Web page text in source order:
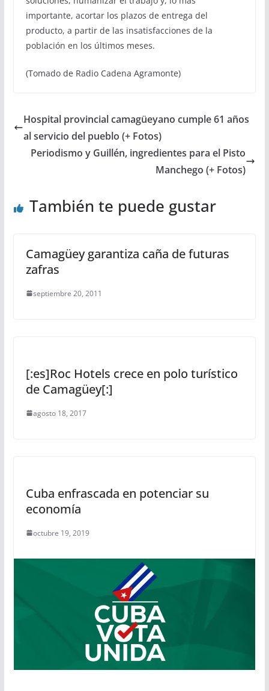
importante, acortar los plazos de entrega del
producto, a partir de las insatisfacciones de la
población en los últimos meses.
(Tomado de Radio Cadena Agramonte)
Hospital provincial camagüeyano cumple 61 años
al servicio del pueblo (+ Fotos)
Periodismo y Guillén, ingredientes para el Pisto
Manchego (+ Fotos)
También te puede gustar
Camagüey garantiza caña de futuras
zafras
septiembre 20, 2011
[:es]Roc Hotels crece en polo turístico
de Camagüey[:]
agosto 18, 2017
Cuba enfrascada en potenciar su
economía
octubre 19, 2019